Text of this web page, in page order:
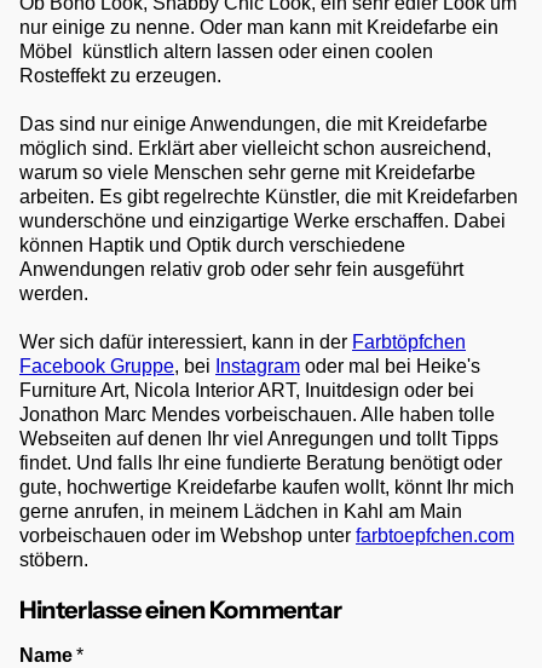
nur einige zu nenne. Oder man kann mit Kreidefarbe ein
Möbel künstlich altern lassen oder einen coolen
Rosteffekt zu erzeugen.
Das sind nur einige Anwendungen, die mit Kreidefarbe
möglich sind. Erklärt aber vielleicht schon ausreichend,
warum so viele Menschen sehr gerne mit Kreidefarbe
arbeiten. Es gibt regelrechte Künstler, die mit Kreidefarben
wunderschöne und einzigartige Werke erschaffen. Dabei
können Haptik und Optik durch verschiedene
Anwendungen relativ grob oder sehr fein ausgeführt
werden.
Wer sich dafür interessiert, kann in der Farbtöpfchen
Facebook Gruppe, bei Instagram oder mal bei Heike's
Furniture Art, Nicola Interior ART, Inuitdesign oder bei
Jonathon Marc Mendes vorbeischauen. Alle haben tolle
Webseiten auf denen Ihr viel Anregungen und tollt Tipps
findet. Und falls Ihr eine fundierte Beratung benötigt oder
gute, hochwertige Kreidefarbe kaufen wollt, könnt Ihr mich
gerne anrufen, in meinem Lädchen in Kahl am Main
vorbeischauen oder im Webshop unter farbtoepfchen.com
stöbern.
Hinterlasse einen Kommentar
Name*